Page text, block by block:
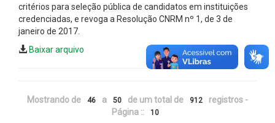
critérios para seleção pública de candidatos em instituições
credenciadas, e revoga a Resolução CNRM nº 1, de 3 de
janeiro de 2017.
Baixar arquivo
Mostrando de 46 a 50 de um total de 912
registros -
Página ::
10